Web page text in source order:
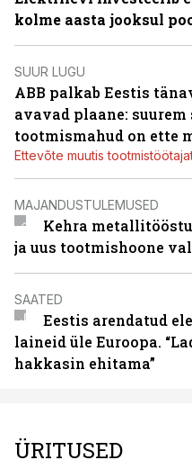
kolme aasta jooksul
SUUR LUGU
ABB palkab Eestis
avavad plaane:
tootmismahud on ette
Ettevõte muutis
MAJANDUSTULEMUSED
Kehra
ja uus tootmishoone
SAATED
Eestis arendatud
laineid üle Euroopa.
hakkasin ehitama”
ÜRITUSED